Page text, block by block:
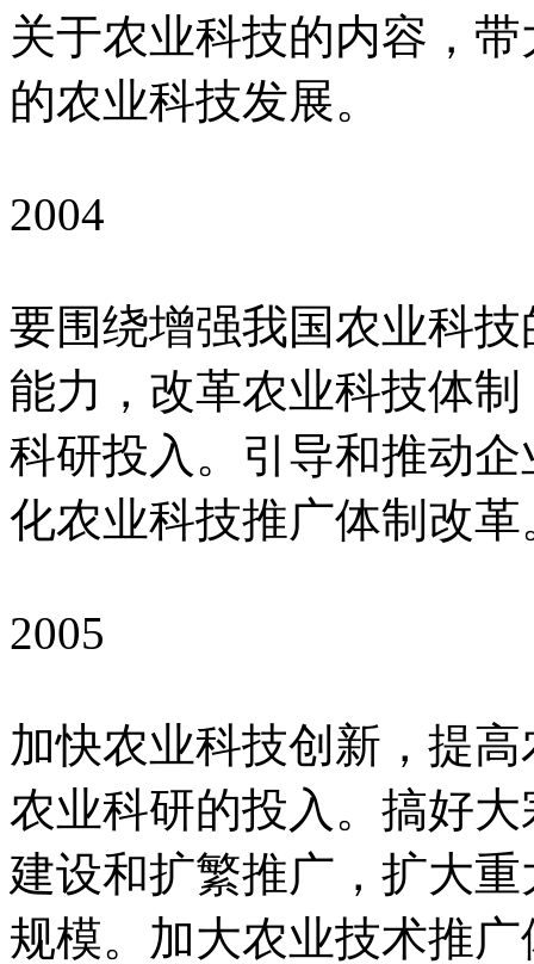
关于农业科技的内容，
的农业科技发展。
2004
要围绕增强我国农业科
能力，改革农业科技体
科研投入。引导和推动
化农业科技推广体制改革
2005
加快农业科技创新，提
农业科研的投入。搞好
建设和扩繁推广，扩大
规模。加大农业技术推